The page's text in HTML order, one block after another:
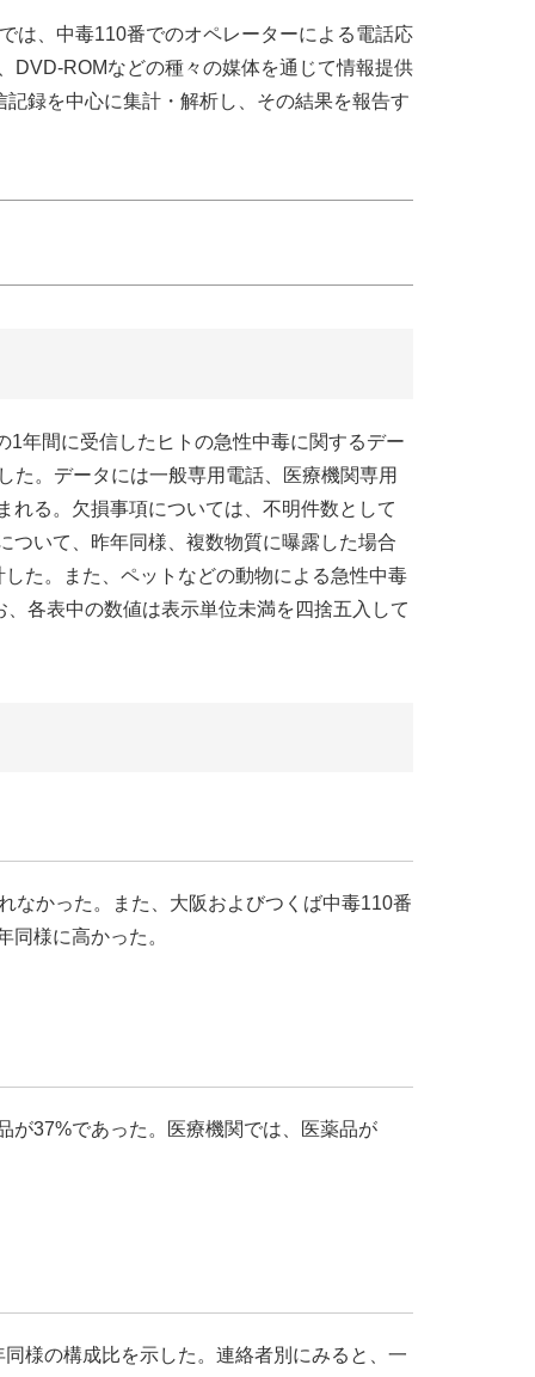
は、中毒110番でのオペレーターによる電話応
DVD-ROMなどの種々の媒体を通じて情報提供
録を中心に集計・解析し、その結果を報告す
年間に受信したヒトの急性中毒に関するデー
た。データには一般専用電話、医療機関専用
れる。欠損事項については、不明件数として
ついて、昨年同様、複数物質に曝露した場合
た。また、ペットなどの動物による急性中毒
各表中の数値は表示単位未満を四捨五入して
なかった。また、大阪およびつくば中毒110番
様に高かった。
が37%であった。医療機関では、医薬品が
様の構成比を示した。連絡者別にみると、一